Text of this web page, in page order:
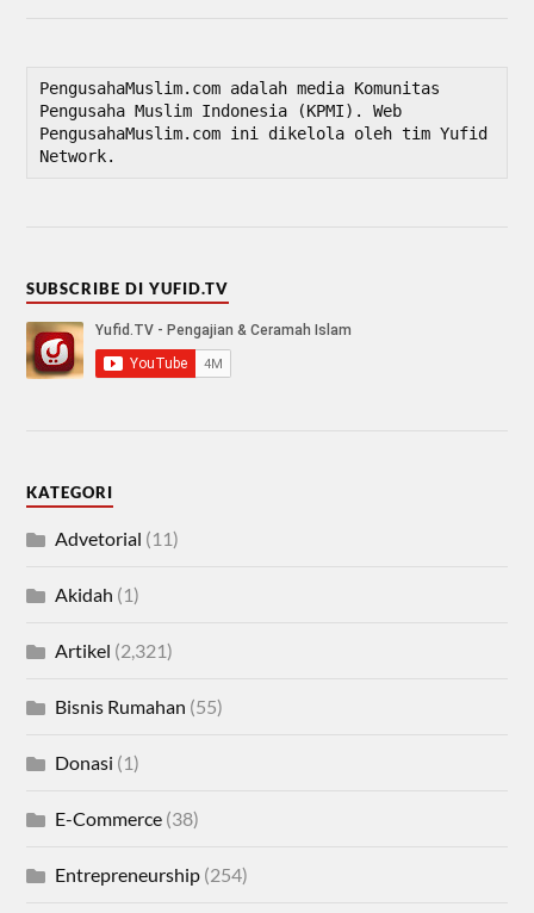
PengusahaMuslim.com adalah media Komunitas
Pengusaha Muslim Indonesia (KPMI). Web
PengusahaMuslim.com ini dikelola oleh tim Yufid
Network.
SUBSCRIBE DI YUFID.TV
KATEGORI
Advetorial (11)
Akidah (1)
Artikel (2,321)
Bisnis Rumahan (55)
Donasi (1)
E-Commerce (38)
Entrepreneurship (254)